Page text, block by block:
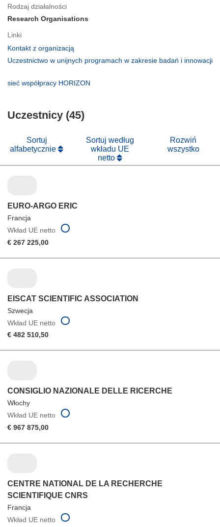
Rodzaj działalności
Research Organisations
Linki
Kontakt z organizacją
otworzy
Uczestnictwo w unijnych programach w zakresie badań i innowacji
otworzy
nowym
sieć współpracy HORIZON
Uczestnicy (45)
Sortuj
alfabetycznie
Sortuj według
wkładu UE
netto
Rozwiń
wszystko
EURO-ARGO ERIC
Francja
Wkład UE netto
€ 267 225,00
EISCAT SCIENTIFIC ASSOCIATION
Szwecja
Wkład UE netto
€ 482 510,50
CONSIGLIO NAZIONALE DELLE RICERCHE
Włochy
Wkład UE netto
€ 967 875,00
CENTRE NATIONAL DE LA RECHERCHE
SCIENTIFIQUE CNRS
Francja
Wkład UE netto